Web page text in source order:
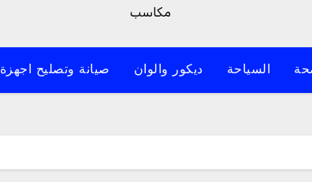
مكاسب
السياحة ديكور والوان صيانة وتصليح اجهزة